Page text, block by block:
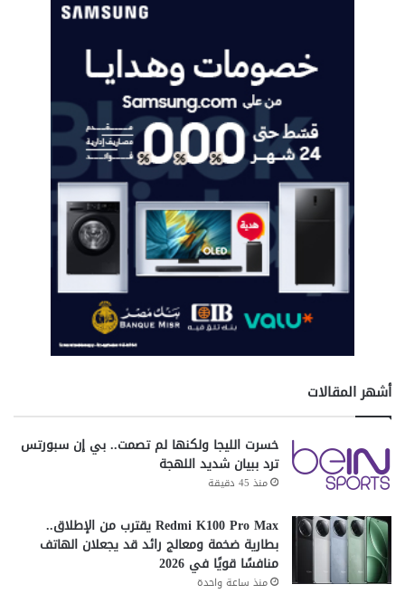
أشهر المقالات
خسرت الليجا ولكنها لم تصمت.. بي إن سبورتس
ترد ببيان شديد اللهجة
منذ 45 دقيقة
Redmi K100 Pro Max يقترب من الإطلاق..
بطارية ضخمة ومعالج رائد قد يجعلان الهاتف
منافسًا قويًا في 2026
منذ ساعة واحدة